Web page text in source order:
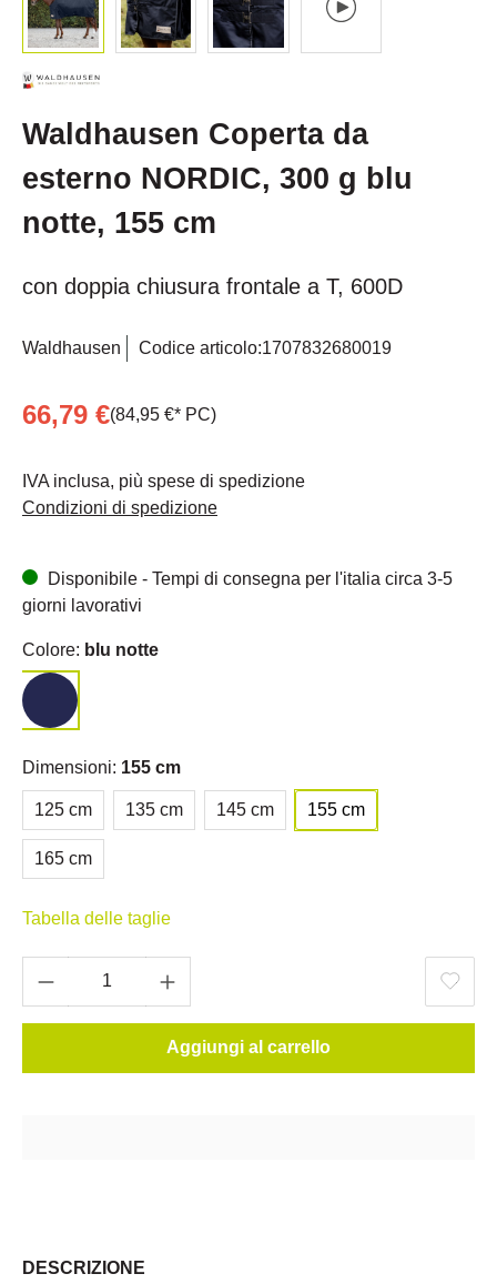
Waldhausen Coperta da
esterno NORDIC, 300 g blu
notte, 155 cm
con doppia chiusura frontale a T, 600D
Waldhausen Codice articolo:1707832680019
66,79 €(84,95 €* PC)
IVA inclusa, più spese di spedizione
Condizioni di spedizione
Disponibile - Tempi di consegna per l'italia circa 3-5
giorni lavorativi
Colore: blu notte
Dimensioni: 155 cm
125 cm 135 cm 145 cm 155 cm
165 cm
Tabella delle taglie
Aggiungi al carrello
DESCRIZIONE